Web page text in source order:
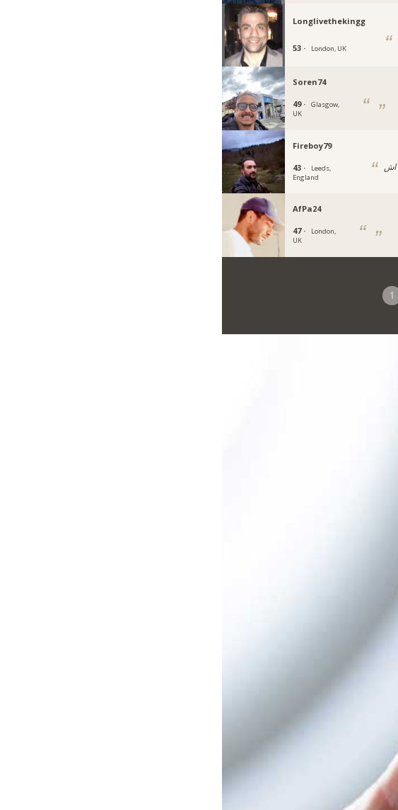
Longlivethekingg
53 · London, UK
Soren74
49 ·
Glasgow,
UK
Fireboy79
43 ·
Leeds,
England
AfPa24
47 ·
London,
UK
1